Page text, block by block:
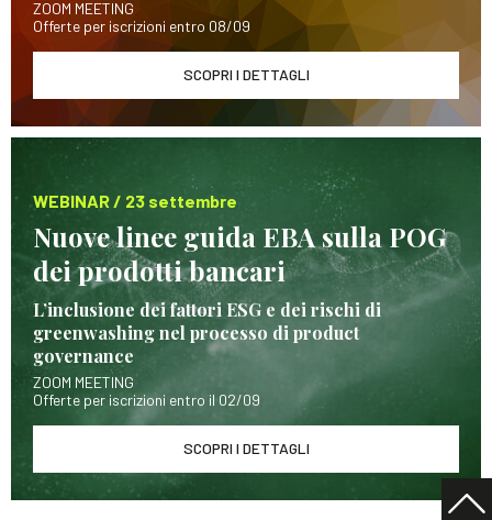
ZOOM MEETING
Offerte per iscrizioni entro 08/09
SCOPRI I DETTAGLI
WEBINAR / 23 settembre
Nuove linee guida EBA sulla POG
dei prodotti bancari
L’inclusione dei fattori ESG e dei rischi di
greenwashing nel processo di product
governance
ZOOM MEETING
Offerte per iscrizioni entro il 02/09
SCOPRI I DETTAGLI